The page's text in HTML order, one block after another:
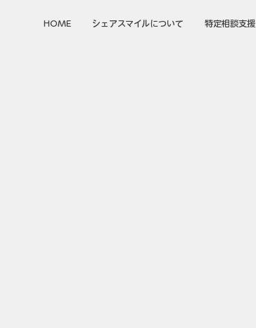
HOME シェアスマイルについて 特定相談支援